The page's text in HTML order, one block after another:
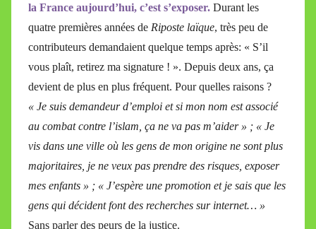
la France aujourd’hui, c’est s’exposer. Durant les
quatre premières années de Riposte laïque, très peu de
contributeurs demandaient quelque temps après: « S’il
vous plaît, retirez ma signature ! ». Depuis deux ans, ça
devient de plus en plus fréquent. Pour quelles raisons ?
« Je suis demandeur d’emploi et si mon nom est associé
au combat contre l’islam, ça ne va pas m’aider » ; « Je
vis dans une ville où les gens de mon origine ne sont plus
majoritaires, je ne veux pas prendre des risques, exposer
mes enfants » ; « J’espère une promotion et je sais que les
gens qui décident font des recherches sur internet… »
Sans parler des peurs de la justice.